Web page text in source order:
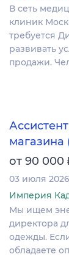
В сеть
клиник
требуется
развивать
продажи.
магазина
от 90 000
03 июля 2026
Империя
Мы ищем
директора
одежды.
обладаете